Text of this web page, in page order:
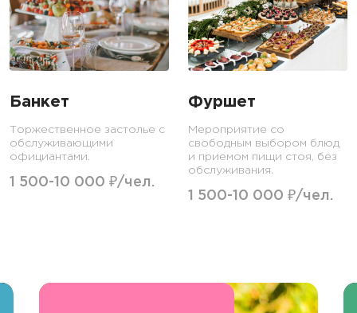
Банкет
Торжественное застолье с
обслуживающими
официантами.
1 500-10 000 ₽/чел.
Фуршет
Мероприятие со
свободным выбором блюд
и приемом пищи стоя, без
обслуживания.
1 500-10 000 ₽/чел.